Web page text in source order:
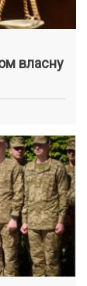
власну